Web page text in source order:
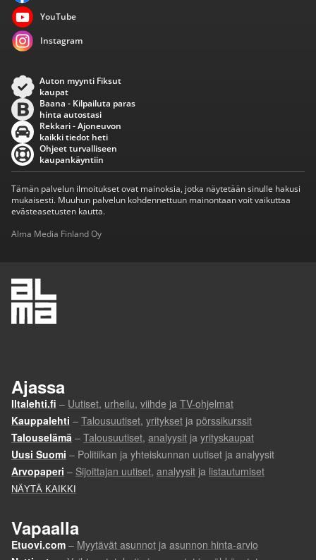
YouTube
Instagram
Auton myynti Fiksut
kaupat
Baana - Kilpailuta paras
hinta autostasi
Rekkari - Ajoneuvon
kaikki tiedot heti
Ohjeet turvalliseen
kaupankäyntiin
Tämän palvelun ilmoitukset ovat mainoksia, jotka näytetään sinulle hakusi
mukaisesti. Muuhun palvelun kohdennettuun mainontaan voit vaikuttaa
evästeasetusten kautta.
Alma Media Finland Oy